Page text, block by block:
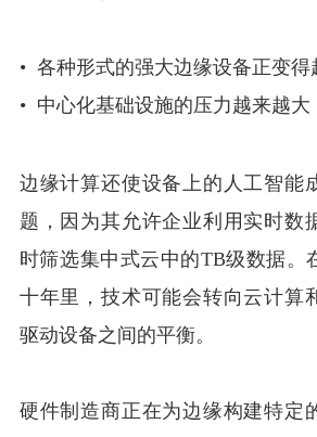
• 各种形式的强大边缘设备正变得
• 中心化基础设施的压力越来越大
边缘计算还使设备上的人工智能
题，因为其允许企业利用实时数
时筛选集中式云中的TB级数据。
十年里，技术可能会转向云计算
驱动设备之间的平衡。
硬件制造商正在为边缘构建特定